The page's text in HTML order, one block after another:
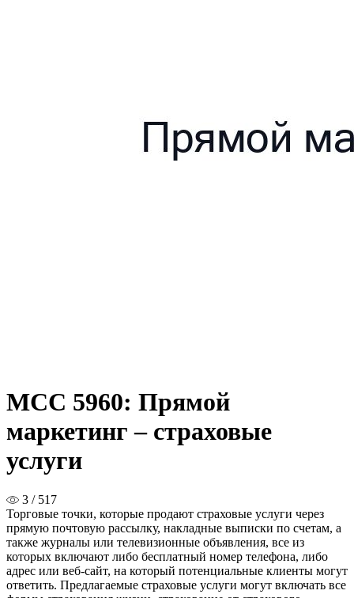
MCC 5960: Прямой
маркетинг – страховые
услуги
3 / 517
Торговые точки, которые продают страховые услуги через
прямую почтовую рассылку, накладные выписки по счетам, а
также журналы или телевизионные объявления, все из
которых включают либо бесплатный номер телефона, либо
адрес или веб-сайт, на который потенциальные клиенты могут
ответить. Предлагаемые страховые услуги могут включать все